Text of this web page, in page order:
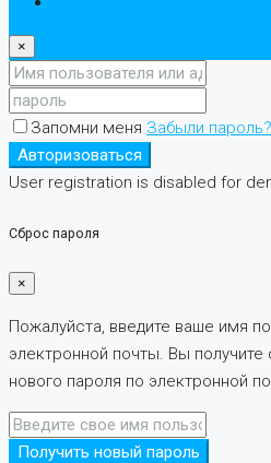
×
Запомни меня Забыли пароль?
Авторизоваться
User registration is disabled for
Сброс пароля
×
Пожалуйста, введите ваше имя
электронной почты. Вы получите
нового пароля по электронной
Получить новый пароль